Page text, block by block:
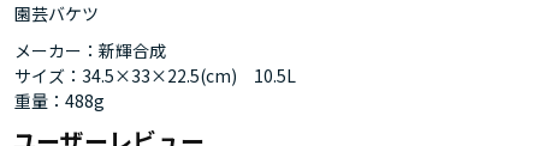
園芸バケツ
メーカー：新輝合成
サイズ：34.5×33×22.5(cm) 10.5L
重量：488g